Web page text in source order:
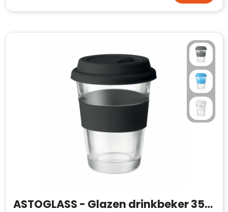
ASTOGLASS - Glazen drinkbeker 350 ml